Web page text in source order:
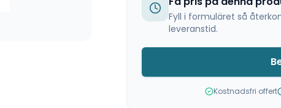
Fyll i formuläret så
leveranstid.
Kostnadsfri offert